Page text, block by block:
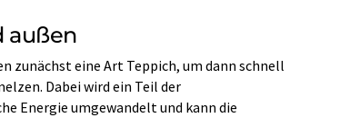
außen
zunächst eine Art Teppich, um dann schnell
Dabei wird ein Teil der
Energie umgewandelt und kann die